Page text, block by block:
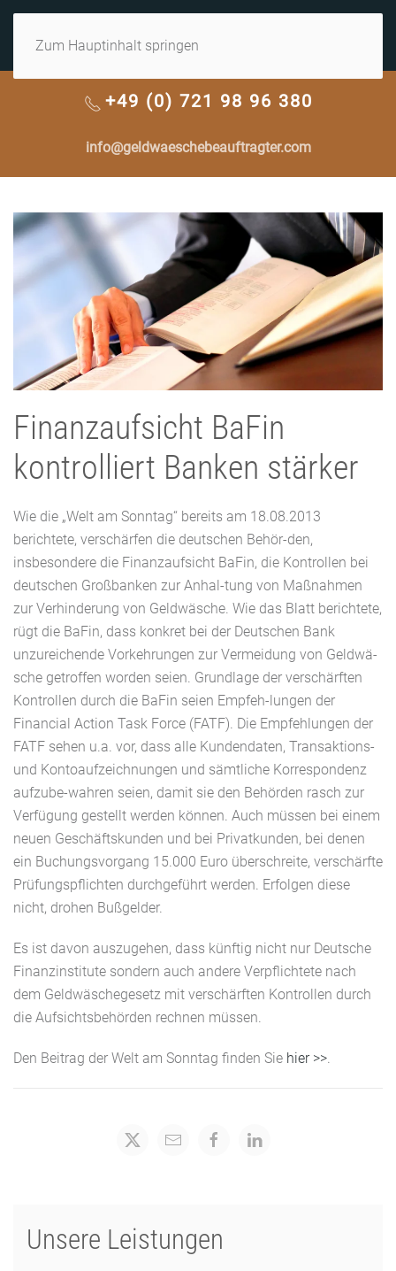
Zum Hauptinhalt springen
+49 (0) 721 98 96 380
info@geldwaeschebeauftragter.com
Finanzaufsicht BaFin
kontrolliert Banken stärker
Wie die „Welt am Sonntag“ bereits am 18.08.2013
berichtete, verschärfen die deutschen Behör-den,
insbesondere die Finanzaufsicht BaFin, die Kontrollen bei
deutschen Großbanken zur Anhal-tung von Maßnahmen
zur Verhinderung von Geldwäsche. Wie das Blatt berichtete,
rügt die BaFin, dass konkret bei der Deutschen Bank
unzureichende Vorkehrungen zur Vermeidung von Geldwä-
sche getroffen worden seien. Grundlage der verschärften
Kontrollen durch die BaFin seien Empfeh-lungen der
Financial Action Task Force (FATF). Die Empfehlungen der
FATF sehen u.a. vor, dass alle Kundendaten, Transaktions-
und Kontoaufzeichnungen und sämtliche Korrespondenz
aufzube-wahren seien, damit sie den Behörden rasch zur
Verfügung gestellt werden können. Auch müssen bei einem
neuen Geschäftskunden und bei Privatkunden, bei denen
ein Buchungsvorgang 15.000 Euro überschreite, verschärfte
Prüfungspflichten durchgeführt werden. Erfolgen diese
nicht, drohen Bußgelder.
Es ist davon auszugehen, dass künftig nicht nur Deutsche
Finanzinstitute sondern auch andere Verpflichtete nach
dem Geldwäschegesetz mit verschärften Kontrollen durch
die Aufsichtsbehörden rechnen müssen.
Den Beitrag der Welt am Sonntag finden Sie hier >>.
Unsere Leistungen